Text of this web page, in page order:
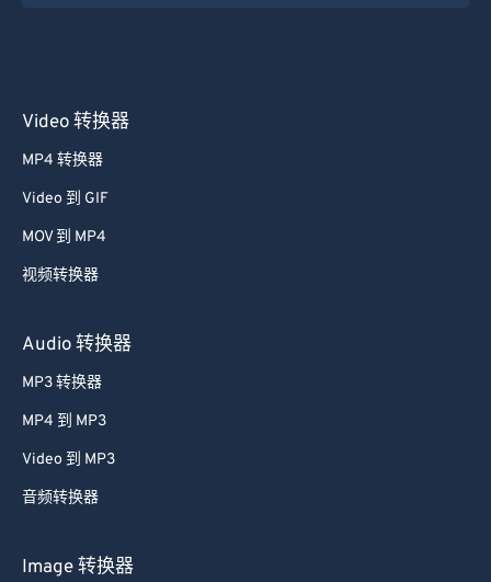
Video 转换器
MP4 转换器
Video 到 GIF
MOV 到 MP4
视频转换器
Audio 转换器
MP3 转换器
MP4 到 MP3
Video 到 MP3
音频转换器
Image 转换器